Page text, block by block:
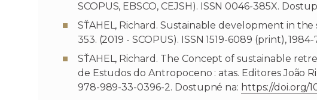
SCOPUS, EBSCO, CEJSH). ISSN 0046-385X.
SŤAHEL, Richard. Sustainable development in the
353. (2019 - SCOPUS). ISSN 1519-6089 (print),
SŤAHEL, Richard. The Concept of sustainable
de Estudos do Antropoceno : atas. Editores João
978-989-33-0396-2. Dostupné na: https://doi.org/